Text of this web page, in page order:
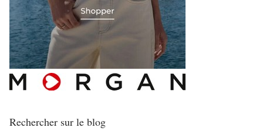
Rechercher sur le blog